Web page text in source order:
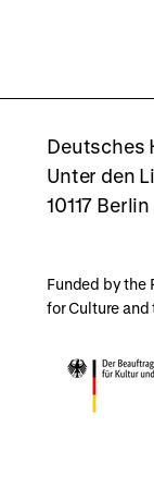
Deutsches
Unter den
10117 Berlin
Funded by the
for Culture and